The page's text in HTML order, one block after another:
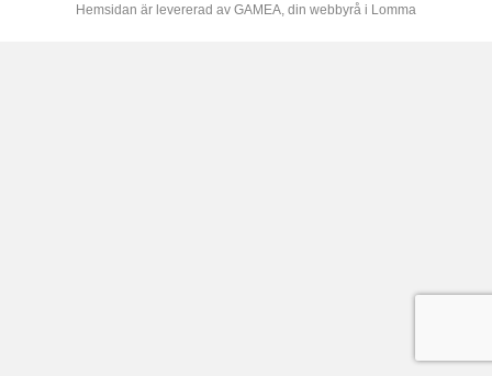
Hemsidan är levererad av GAMEA, din webbyrå i Lomma